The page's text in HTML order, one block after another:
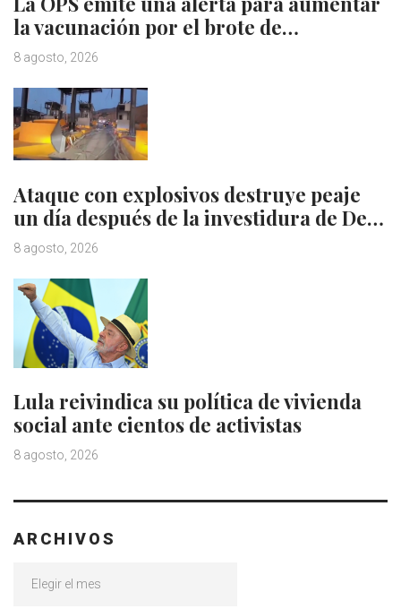
la vacunación por el brote de…
8 agosto, 2026
Ataque con explosivos destruye peaje
un día después de la investidura de De…
8 agosto, 2026
Lula reivindica su política de vivienda
social ante cientos de activistas
8 agosto, 2026
ARCHIVOS